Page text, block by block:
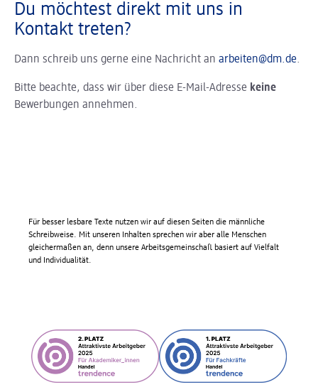
Du möchtest direkt mit uns in
Kontakt treten?
Dann schreib uns gerne eine Nachricht an arbeiten@dm.de.
Bitte beachte, dass wir über diese E-Mail-Adresse keine
Bewerbungen annehmen.
Für besser lesbare Texte nutzen wir auf diesen Seiten die männliche
Schreibweise. Mit unseren Inhalten sprechen wir aber alle Menschen
gleichermaßen an, denn unsere Arbeitsgemeinschaft basiert auf Vielfalt
und Individualität.